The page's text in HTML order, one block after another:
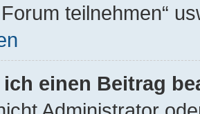
teilnehmen“
ich einen Beitrag